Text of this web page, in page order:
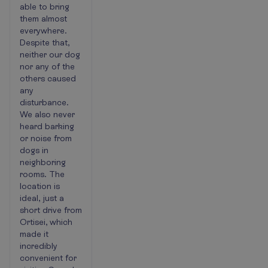
able to bring
them almost
everywhere.
Despite that,
neither our dog
nor any of the
others caused
any
disturbance.
We also never
heard barking
or noise from
dogs in
neighboring
rooms. The
location is
ideal, just a
short drive from
Ortisei, which
made it
incredibly
convenient for